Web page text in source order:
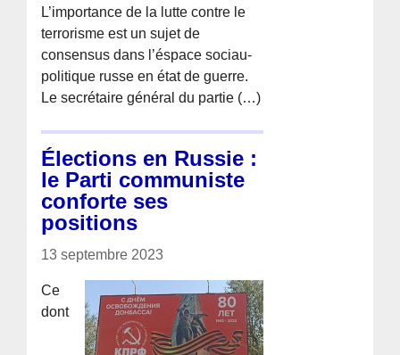
L’importance de la lutte contre le
terrorisme est un sujet de
consensus dans l’éspace sociau-
politique russe en état de guerre.
Le secrétaire général du partie (…)
Élections en Russie :
le Parti communiste
conforte ses
positions
13 septembre 2023
Ce
dont